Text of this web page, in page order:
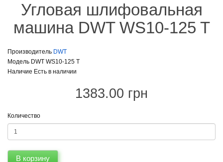
Угловая шлифовальная
машина DWT WS10-125 T
Производитель DWT
Модель DWT WS10-125 T
Наличие Есть в наличии
1383.00 грн
Количество
В корзину